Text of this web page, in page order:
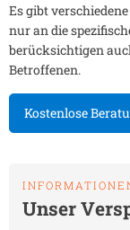
Es gibt verschiedene
nur an die
berücksichtigen
Betroffenen.
Kostenlose
Unser